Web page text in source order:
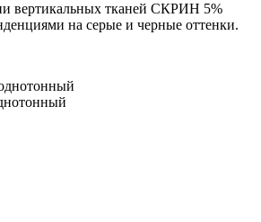
вертикальных тканей СКРИН 5%
на серые и черные оттенки.